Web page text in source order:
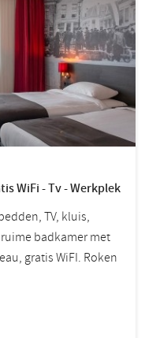
WiFi - Tv - Werkplek
TV, kluis,
badkamer met
gratis WiFI. Roken